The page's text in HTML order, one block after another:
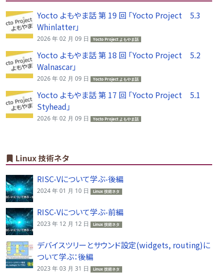
Yocto よもやま話 第 19 回 「Yocto Project 5.3
Whinlatter」
2026 年 02 月 09 日 Yocto Project よもやま話
Yocto よもやま話 第 18 回 「Yocto Project 5.2
Walnascar」
2026 年 02 月 09 日 Yocto Project よもやま話
Yocto よもやま話 第 17 回 「Yocto Project 5.1
Styhead」
2026 年 02 月 09 日 Yocto Project よもやま話
Linux 技術ネタ
RISC-Vについて学ぶ-後編
2024 年 01 月 10 日 Linux 技術ネタ
RISC-Vについて学ぶ-前編
2023 年 12 月 12 日 Linux 技術ネタ
デバイスツリーとサウンド設定(widgets, routing)に
ついて学ぶ：後編
2023 年 03 月 31 日 Linux 技術ネタ